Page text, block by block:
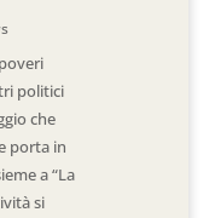
politici
che
porta in
a “La
si